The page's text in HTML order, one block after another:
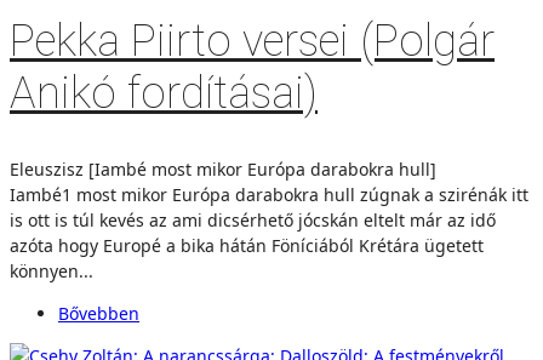
Pekka Piirto versei (Polgár
Anikó fordításai)
Eleuszisz [Iambé most mikor Európa darabokra hull]
Iambé1 most mikor Európa darabokra hull zúgnak a szirénák itt
is ott is túl kevés az ami dicsérhető jócskán eltelt már az idő
azóta hogy Europé a bika hátán Föníciából Krétára ügetett
könnyen...
Bővebben